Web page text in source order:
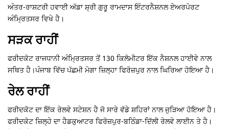
ਅੰਤਰ-ਰਾਸ਼ਟਰੀ ਹਵਾਈ ਅੱਡਾ ਸ਼੍ਰੀ ਗੁਰੂ ਰਾਮਦਾਸ ਇੰਟਰਨੈਸ਼ਨਲ ਏਅਰਪੋਰਟ
ਅੰਮ੍ਰਿਤਸਰ ਵਿਖੇ ਹੈ।
ਸੜਕ ਰਾਹੀਂ
ਫਰੀਦਕੋਟ ਰਾਜਧਾਨੀ ਅੰਮ੍ਰਿਤਸਰ ਤੋਂ 130 ਕਿਲੋਮੀਟਰ ਇੱਕ ਨੈਸ਼ਨਲ ਹਾਈਵੇ ਨਾਲ
ਸਥਿਤ ਹੈ।ਪੰਜਾਬ ਵਿੱਚ ਪੱਛਮੀ ਮੋਗਾ ਜ਼ਿਲ੍ਹਾ ਫਿਰੋਜ਼ਪੁਰ ਨਾਲ ਘਿਰਿਆ ਹੋਇਆ ਹੈ।
ਰੇਲ ਰਾਹੀਂ
ਫਰੀਦਕੋਟ ਦਾ ਇੱਕ ਰੇਲਵੇ ਸਟੇਸ਼ਨ ਹੈ ਜੋ ਸਾਰੇ ਵੱਡੇ ਸ਼ਹਿਰਾਂ ਨਾਲ ਜੁੜਿਆ ਹੋਇਆ ਹੈ।
ਫਰੀਦਕੋਟ ਜ਼ਿਲ੍ਹੇ ਦਾ ਹੈਡਕੁਆਟਰ ਫਿਰੋਜ਼ਪੁਰ-ਬਠਿੰਡਾ-ਦਿੱਲੀ ਰੇਲਵੇ ਲਾਈਨ ਤੇ ਹੈ।